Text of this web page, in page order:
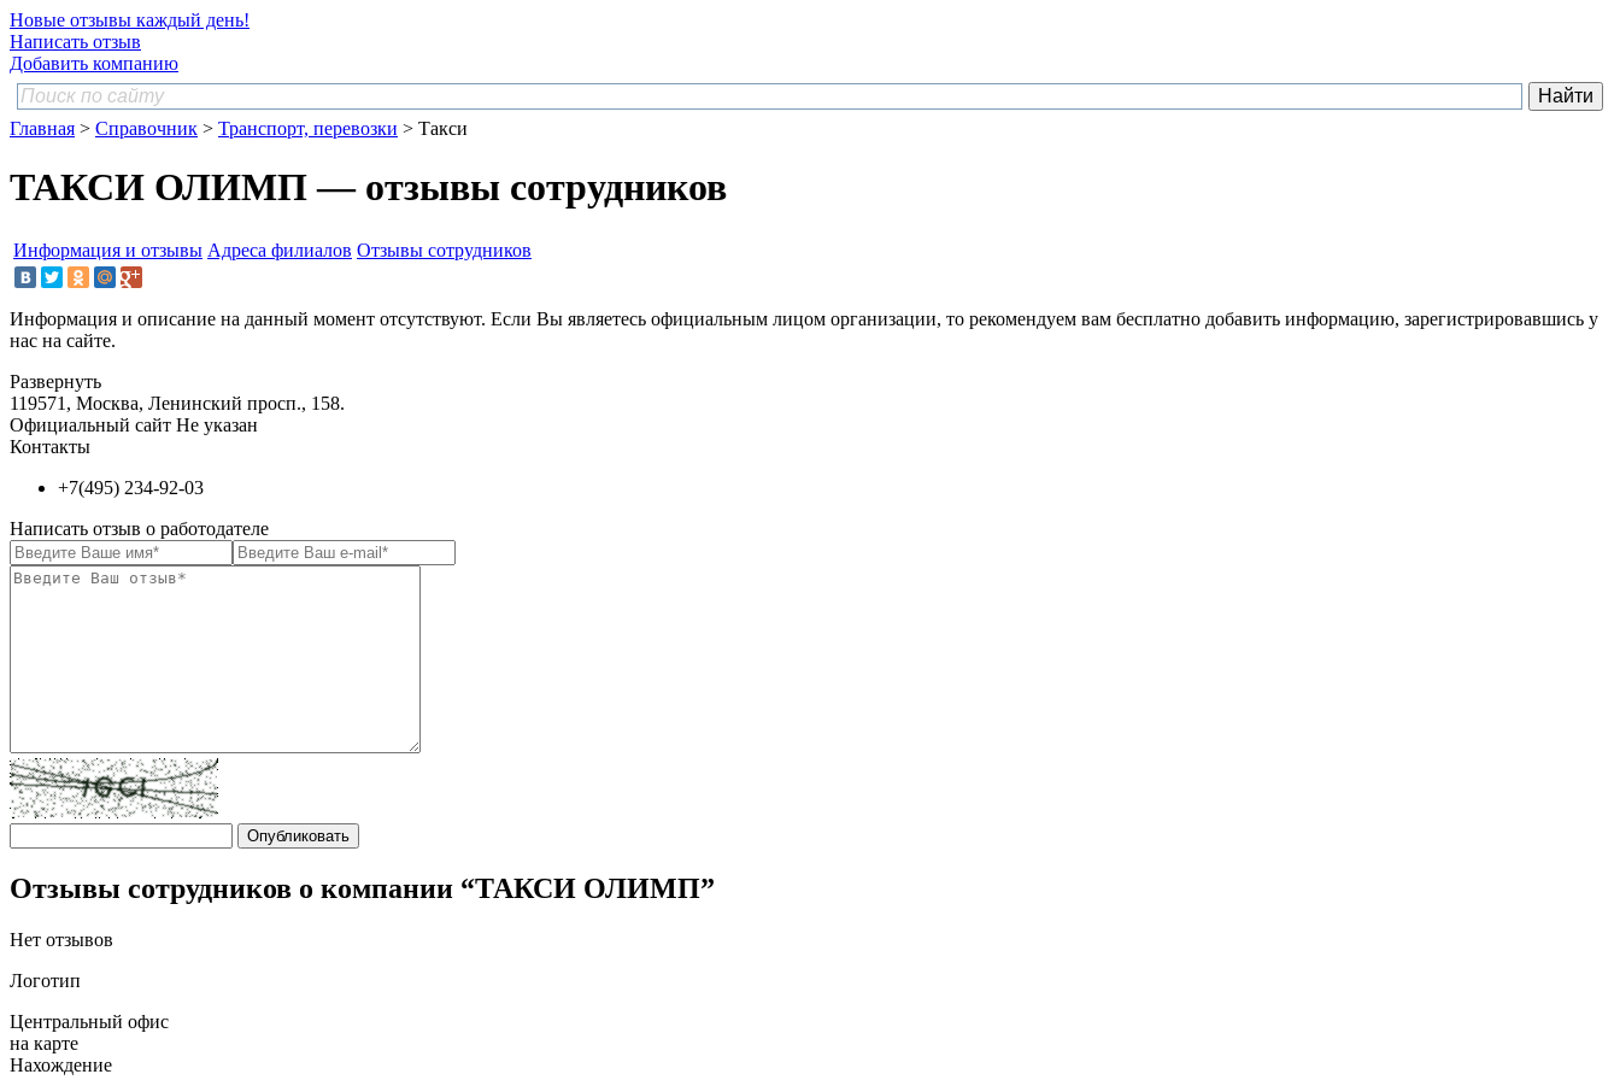
Новые отзывы каждый день!
Написать отзыв
Добавить компанию
Главная > Справочник > Транспорт, перевозки > Такси
ТАКСИ ОЛИМП — отзывы сотрудников
Информация и отзывы Адреса филиалов Отзывы сотрудников
Информация и описание на данный момент отсутствуют. Если Вы являетесь официальным лицом организации, то рекомендуем вам бесплатно добавить информацию, зарегистрировавшись у
нас на сайте.
Развернуть
119571, Москва, Ленинский просп., 158.
Официальный сайт Не указан
Контакты
+7(495) 234-92-03
Написать отзыв о работодателе
Отзывы сотрудников о компании “ТАКСИ ОЛИМП”
Нет отзывов
Логотип
Центральный офис
на карте
Нахождение